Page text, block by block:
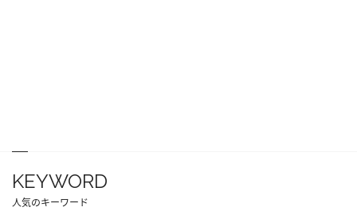
KEYWORD
人気のキーワード